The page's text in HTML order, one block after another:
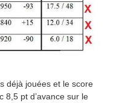
déjà jouées et le score
8,5 pt d’avance sur le